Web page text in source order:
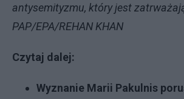
antysemityzmu, który jest
PAP/EPA/REHAN KHAN
Czytaj dalej:
Wyznanie Marii Pakulnis